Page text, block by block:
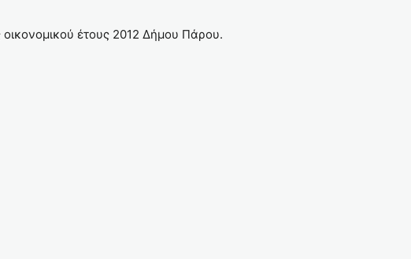
έτους 2012 Δήμου Πάρου.